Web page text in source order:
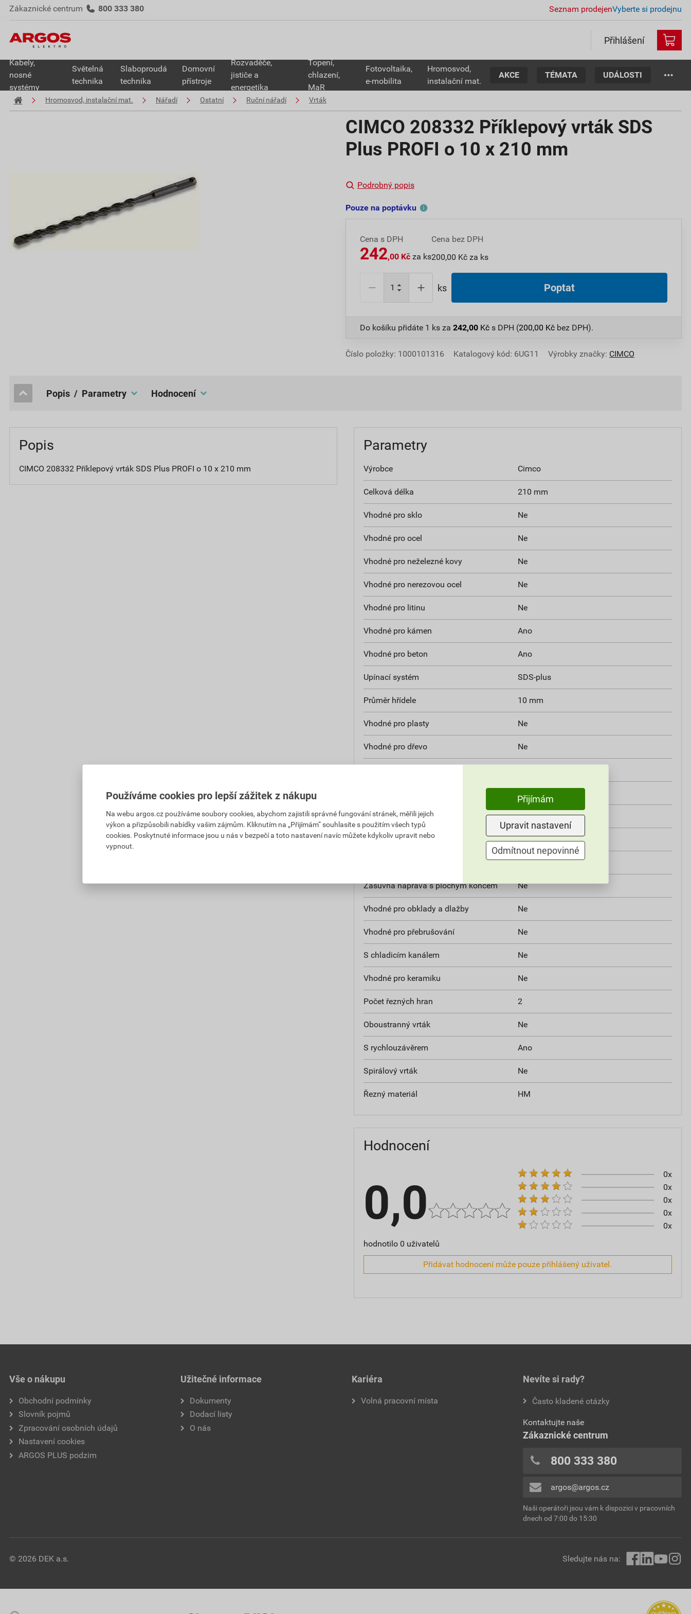
Zákaznické centrum 800 333 380 Seznam prodejenVyberte si prodejnu
Přihlášení
Kabely,
nosné
systémy
Světelná
technika
Slaboproudá
technika
Domovní
přístroje
Rozvaděče,
jističe a
energetika
Topení,
chlazení,
MaR
Fotovoltaika,
e-mobilita
Hromosvod,
instalační mat.
AKCE TÉMATA UDÁLOSTI
Hromosvod, instalační mat. Nářadí Ostatní Ruční nářadí Vrták
CIMCO 208332 Příklepový vrták SDS
Plus PROFI o 10 x 210 mm
Podrobný popis
Pouze na poptávku
Cena s DPH
242,00 Kč za ks
Cena bez DPH
200,00 Kč za ks
ks Poptat
Do košíku přidáte 1 ks za 242,00 Kč s DPH (200,00 Kč bez DPH).
Číslo položky: 1000101316 Katalogový kód: 6UG11 Výrobky značky: CIMCO
popis / Parametry hodnocení
Popis
CIMCO 208332 Příklepový vrták SDS Plus PROFI o 10 x 210 mm
Parametry
Výrobce Cimco
Celková délka 210 mm
Vhodné pro sklo Ne
Vhodné pro ocel Ne
Vhodné pro neželezné kovy Ne
Vhodné pro nerezovou ocel Ne
Vhodné pro litinu Ne
Vhodné pro kámen Ano
Vhodné pro beton Ano
Upínací systém SDS-plus
Průměr hřídele 10 mm
Vhodné pro plasty Ne
Vhodné pro dřevo Ne
Průměr vrtáku 10 mm
Směr řezu Pravo
Válcový
Zásuvná náprava s plochým koncem Ne
Vhodné pro obklady a dlažby Ne
Vhodné pro přebrušování Ne
S chladicím kanálem Ne
Vhodné pro keramiku Ne
Počet řezných hran 2
Oboustranný vrták Ne
S rychlouzávěrem Ano
Spirálový vrták Ne
Řezný materiál HM
Hodnocení
0,0
hodnotilo 0 uživatelů
0x
0x
0x
0x
0x
Přidávat hodnocení může pouze přihlášený uživatel.
Vše o nákupu
Obchodní podmínky
Slovník pojmů
Zpracování osobních údajů
Nastavení cookies
ARGOS PLUS podzim
Užitečné informace
Dokumenty
Dodací listy
O nás
Kariéra
Volná pracovní místa
Nevíte si rady?
Často kladené otázky
Kontaktujte naše
Zákaznické centrum
800 333 380
argos@argos.cz
Naši operátoři jsou vám k dispozici v pracovních
dnech od 7:00 do 15:30
© 2026 DEK a.s. Sledujte nás na:
Používáme cookies pro lepší zážitek z nákupu
Na webu argos.cz používáme soubory cookies, abychom zajistili správné fungování stránek, měřili jejich
výkon a přizpůsobili nabídky vašim zájmům. Kliknutím na „Přijímám“ souhlasíte s použitím všech typů
cookies. Poskytnuté informace jsou u nás v bezpečí a toto nastavení navíc můžete kdykoliv upravit nebo
vypnout.
Přijímám
Upravit nastavení
Odmítnout nepovinné